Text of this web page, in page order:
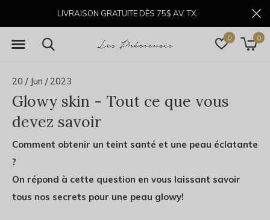
0 0
LIVRAISON GRATUITE DÈS 75$ AV. TX.
20 / Jun / 2023
Glowy skin - Tout ce que vous
devez savoir
Comment obtenir un teint santé et une peau éclatante
?
On répond à cette question en vous laissant savoir
tous nos secrets pour une peau glowy!